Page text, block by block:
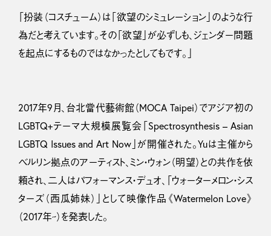
「扮装（コスチューム）は「欲望のシミュレーション」のような行
為だと考えています。その「欲望」が必ずしも、ジェンダー問題
を起点にするものではなかったとしてもです。」
2017年9月、台北當代藝術館（MOCA Taipei）でアジア初の
LGBTQ+テーマ大規模展覧会「Spectrosynthesis – Asian
LGBTQ Issues and Art Now」が開催された。Yuは主催から
ベルリン拠点のアーティスト、ミン・ウォン（明望）との共作を依
頼され、二人はパフォーマンス・デュオ、「ウォーターメロン・シス
ターズ（西瓜姉妹）」として映像作品《Watermelon Love》
（2017年~）を発表した。